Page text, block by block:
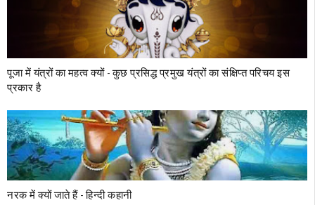
पूजा में यंत्रों का महत्व क्‍यों - कुछ प्रसिद्ध प्रमुख यंत्रों का संक्षिप्त परिचय इस
प्रकार है
नरक में क्‍यों जाते हैं - हिन्दी कहानी